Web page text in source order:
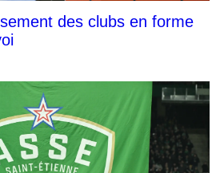
des clubs en forme